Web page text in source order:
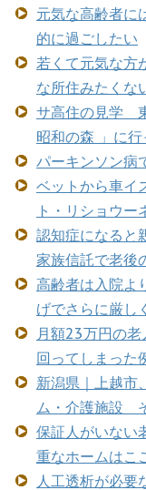
元気な高齢者
的に過ごしたい
若くて元気な
な所住みたくな
サ高住の見学
昭和の森 」に
パーキンソン病
ベットから車イ
ト・リショウー
認知症になると
家族信託で老後
高齢者は入院
げでさらに厳しく
月額23万円の
回ってしまった
新潟県｜上越市
ム・介護施設
保証人がいな
重なホームはこ
人工透析が必要